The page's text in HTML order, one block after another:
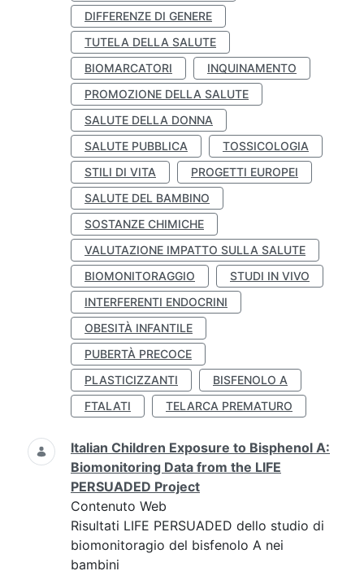
DIFFERENZE DI GENERE
TUTELA DELLA SALUTE
BIOMARCATORI
INQUINAMENTO
PROMOZIONE DELLA SALUTE
SALUTE DELLA DONNA
SALUTE PUBBLICA
TOSSICOLOGIA
STILI DI VITA
PROGETTI EUROPEI
SALUTE DEL BAMBINO
SOSTANZE CHIMICHE
VALUTAZIONE IMPATTO SULLA SALUTE
BIOMONITORAGGIO
STUDI IN VIVO
INTERFERENTI ENDOCRINI
OBESITÀ INFANTILE
PUBERTÀ PRECOCE
PLASTICIZZANTI
BISFENOLO A
FTALATI
TELARCA PREMATURO
Italian Children Exposure to Bisphenol A:
Biomonitoring Data from the LIFE
PERSUADED Project
Contenuto Web
Risultati LIFE PERSUADED dello studio di
biomonitoragio del bisfenolo A nei
bambini